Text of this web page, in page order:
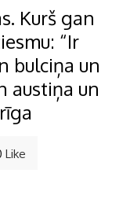
Kurš gan
“Ir
bulciņa un
austiņa un
Like